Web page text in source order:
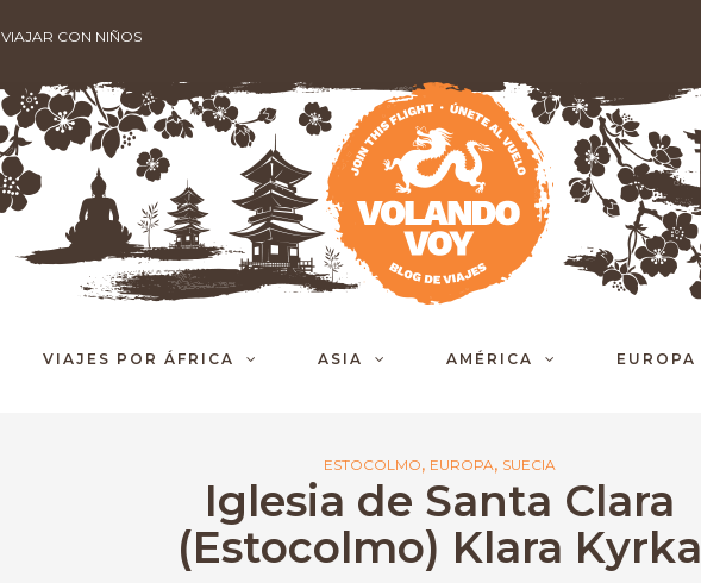
VIAJAR CON NIÑOS
VIAJES POR ÁFRICA ASIA AMÉRICA EUROPA
ESTOCOLMO, EUROPA, SUECIA
Iglesia de Santa Clara
(Estocolmo) Klara Kyrka